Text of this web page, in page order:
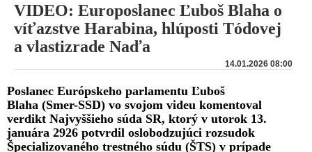
VIDEO: Europoslanec Ľuboš Blaha o
víťazstve Harabina, hlúposti Tódovej
a vlastizrade Naďa
14.01.2026 08:00
Poslanec Európskeho parlamentu Ľuboš
Blaha (Smer-SSD) vo svojom videu komentoval
verdikt Najvyššieho súda SR, ktorý v utorok 13.
januára 2926 potvrdil oslobodzujúci rozsudok
Špecializovaného trestného súdu (ŠTS) v prípade